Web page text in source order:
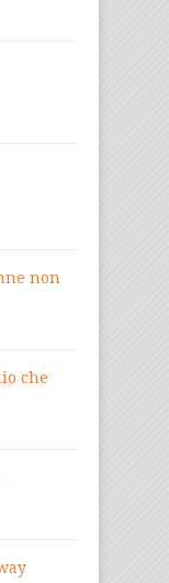
non
che